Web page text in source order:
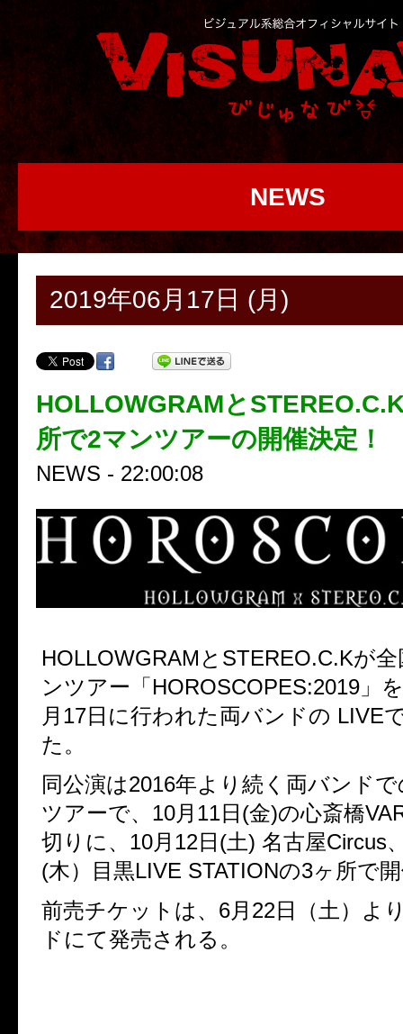
NEWS
2019年06月17日 (月)
HOLLOWGRAMと
所で2マンツアーの開催決定！
NEWS - 22:00:08
HOLLOWGRAM と STEREO.C.Kが全
ンツアー「 HOROSCOPES:2019 」
月 17日に行われた両バンドの LIVE
た。
同公演は2016年より続く両バンド
ツアーで、 10月 11日 (金)の心斎橋
切りに、 10月 12日 (土) 名古屋Circus
(木）目黒LIVE STATIONの3ヶ所で
前売チケットは、 6月 22日（土）よ
ドにて発売される。